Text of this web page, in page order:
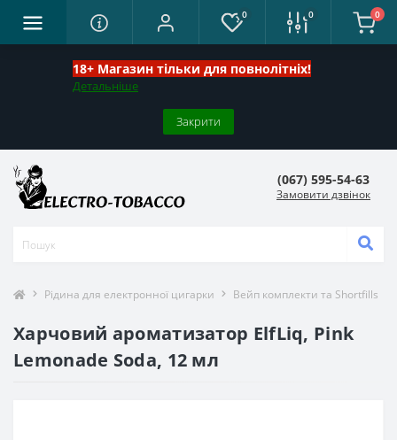
18+ Магазин тільки для повнолітніх!
Детальніше
Закрити
0 0 0
(067) 595-54-63
Замовити дзвінок
Рідина для електронної цигарки Вейп комплекти та Shortfills
Харчовий ароматизатор ElfLiq, Pink
Lemonade Soda, 12 мл